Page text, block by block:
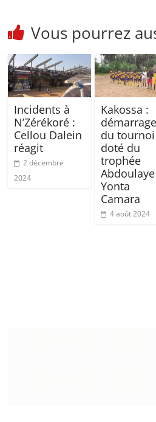
Vous pourrez
Incidents à
N’Zérékoré :
Cellou Dalein
réagit
2 décembre
2024
Kakossa :
démarrage
du tournoi
doté du
trophée
Abdoulaye
Yonta
Camara
4 août 2024